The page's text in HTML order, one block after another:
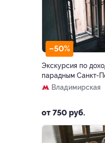
–50%
Экскурсия по
парадным Санкт-
Владимирская
от 750 руб.